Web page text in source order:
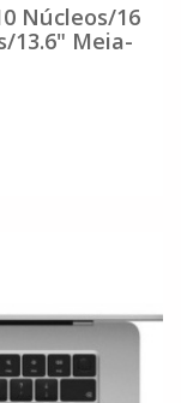
Núcleos/16
13.6" Meia-